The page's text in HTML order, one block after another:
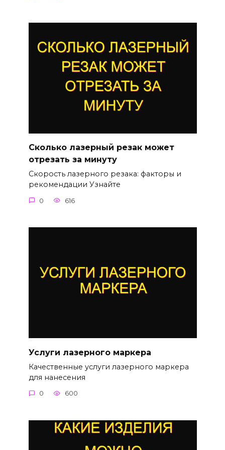
Сколько лазерный резак может
отрезать за минуту
Скорость лазерного резака: факторы и
рекомендации Узнайте
0 616
Услуги лазерного маркера
Качественные услуги лазерного маркера
для нанесения
0 600